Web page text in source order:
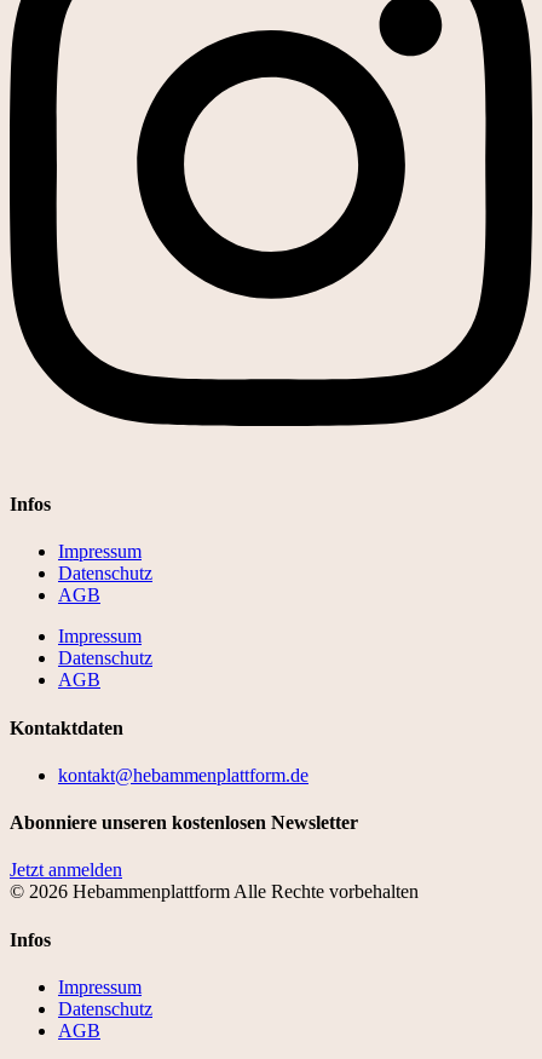
Infos
Impressum
Datenschutz
AGB
Impressum
Datenschutz
AGB
Kontaktdaten
kontakt@hebammenplattform.de
Abonniere unseren kostenlosen Newsletter
Jetzt anmelden
© 2026 Hebammenplattform Alle Rechte vorbehalten
Infos
Impressum
Datenschutz
AGB